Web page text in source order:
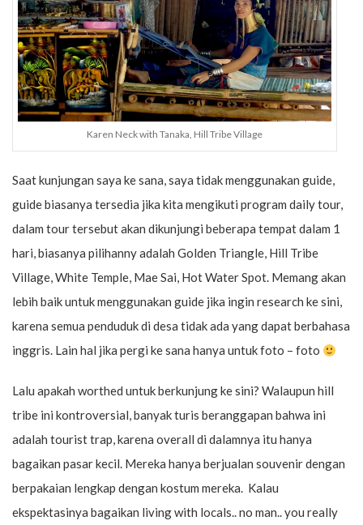
Karen Neck with Tanaka, Hill Tribe Village
Saat kunjungan saya ke sana, saya tidak menggunakan guide,
guide biasanya tersedia jika kita mengikuti program daily tour,
dalam tour tersebut akan dikunjungi beberapa tempat dalam 1
hari, biasanya pilihanny adalah Golden Triangle, Hill Tribe
Village, White Temple, Mae Sai, Hot Water Spot. Memang akan
lebih baik untuk menggunakan guide jika ingin research ke sini,
karena semua penduduk di desa tidak ada yang dapat berbahasa
inggris. Lain hal jika pergi ke sana hanya untuk foto – foto
Lalu apakah worthed untuk berkunjung ke sini? Walaupun hill
tribe ini kontroversial, banyak turis beranggapan bahwa ini
adalah tourist trap, karena overall di dalamnya itu hanya
bagaikan pasar kecil. Mereka hanya berjualan souvenir dengan
berpakaian lengkap dengan kostum mereka. Kalau
ekspektasinya bagaikan living with locals.. no man.. you really